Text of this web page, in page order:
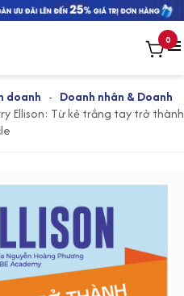
0
doanh - Doanh nhân & Doanh
Ellison: Từ kẻ trắng tay trở thành